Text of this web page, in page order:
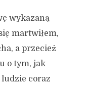
wykazaną
martwiłem,
a przecież
o tym, jak
coraz